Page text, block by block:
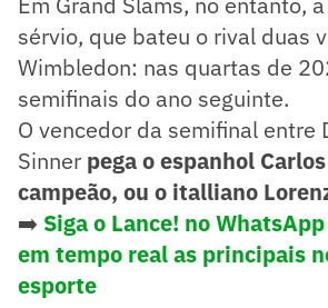
sérvio, que bateu o rival duas
Wimbledon: nas quartas de
semifinais do ano seguinte.
O vencedor da semifinal entre
Sinner pega o espanhol
campeão, ou o italliano
➡️ Siga o Lance! no
em tempo real as principais
esporte